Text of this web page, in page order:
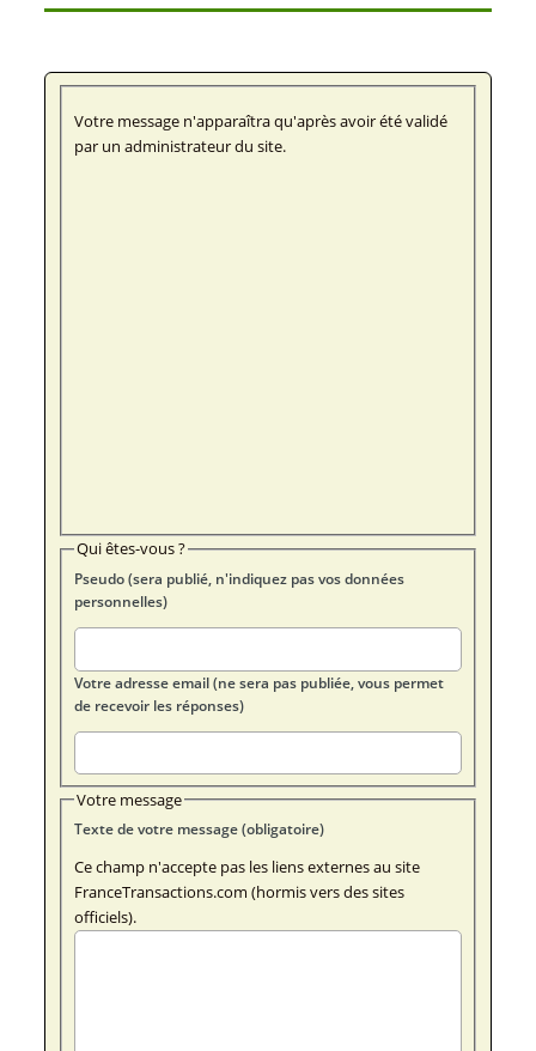
Votre message n'apparaîtra qu'après avoir été validé
par un administrateur du site.
Qui êtes-vous ?
Pseudo (sera publié, n'indiquez pas vos données
personnelles)
Votre adresse email (ne sera pas publiée, vous permet
de recevoir les réponses)
Votre message
Texte de votre message (obligatoire)
Ce champ n'accepte pas les liens externes au site
FranceTransactions.com (hormis vers des sites
officiels).